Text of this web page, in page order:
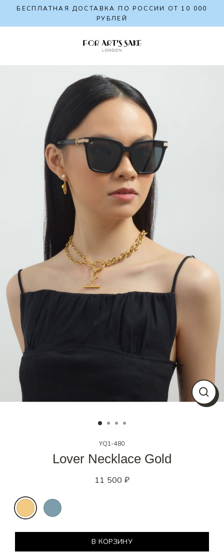
БЕСПЛАТНАЯ ДОСТАВКА ПО РОССИИ ОТ 10 000
РУБЛЕЙ
Close
YQ1-480
Lover Necklace Gold
Regular
11 500 ₽
В КОРЗИНУ